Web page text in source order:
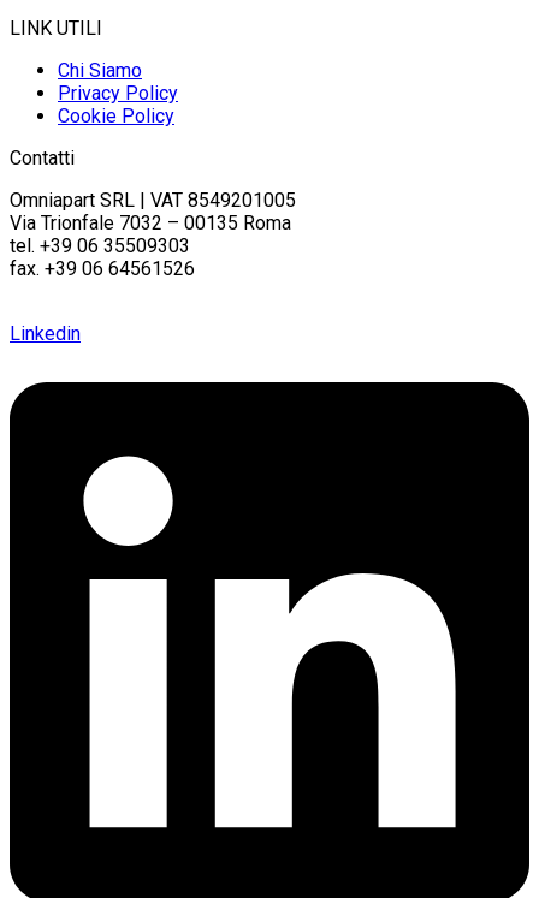
LINK UTILI
Chi Siamo
Privacy Policy
Cookie Policy
Contatti
Omniapart SRL | VAT 8549201005
Via Trionfale 7032 – 00135 Roma
tel. +39 06 35509303
fax. +39 06 64561526
Linkedin